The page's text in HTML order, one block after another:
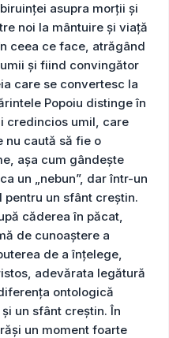
asupra morții și
noi la mântuire și viață
ceea ce face, atrăgând
și fiind convingător
care se convertesc la
Popoiu distinge în
credincios umil, care
nu caută să fie o
așa cum gândește
un „nebun”, dar într-un
un sfânt creștin.
căderea în păcat,
de cunoaștere a
de a înțelege,
adevărata legătură
ontologică
un sfânt creștin. În
un moment foarte